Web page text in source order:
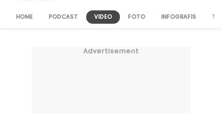
HOME PODCAST VIDEO FOTO INFOGRAFIS TV
Advertisement